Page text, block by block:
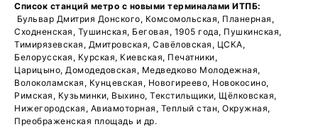
Список станций метро с новыми терминалами ИТПБ:
Бульвар Дмитрия Донского, Комсомольская, Планерная,
Сходненская, Тушинская, Беговая, 1905 года, Пушкинская,
Тимирязевская, Дмитровская, Савёловская, ЦСКА,
Белорусская, Курская, Киевская, Печатники,
Царицыно, Домодедовская, Медведково Молодежная,
Волоколамская, Кунцевская, Новогиреево, Новокосино,
Римская, Кузьминки, Выхино, Текстильщики, Щёлковская,
Нижегородская, Авиамоторная, Теплый стан, Окружная,
Преображенская площадь и др.